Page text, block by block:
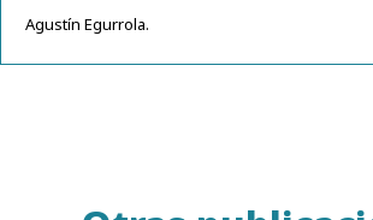
Agustín Egurrola.